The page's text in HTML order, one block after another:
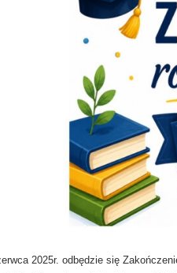
2025r. odbędzie się